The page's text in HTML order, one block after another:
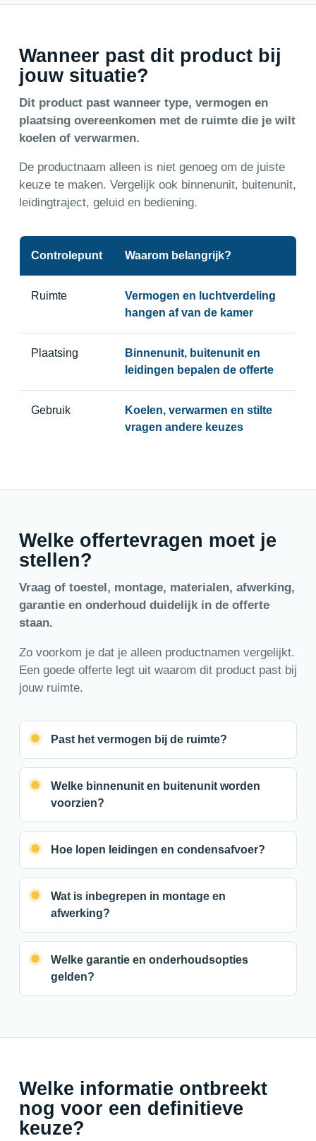
Wanneer past dit product bij
jouw situatie?
Dit product past wanneer type, vermogen en
plaatsing overeenkomen met de ruimte die je wilt
koelen of verwarmen.
De productnaam alleen is niet genoeg om de juiste
keuze te maken. Vergelijk ook binnenunit, buitenunit,
leidingtraject, geluid en bediening.
Controlepunt Waarom belangrijk?
Ruimte
Vermogen en luchtverdeling
hangen af van de kamer
Plaatsing
Binnenunit, buitenunit en
leidingen bepalen de offerte
Gebruik
Koelen, verwarmen en stilte
vragen andere keuzes
Welke offertevragen moet je
stellen?
Vraag of toestel, montage, materialen, afwerking,
garantie en onderhoud duidelijk in de offerte
staan.
Zo voorkom je dat je alleen productnamen vergelijkt.
Een goede offerte legt uit waarom dit product past bij
jouw ruimte.
Past het vermogen bij de ruimte?
Welke binnenunit en buitenunit worden
voorzien?
Hoe lopen leidingen en condensafvoer?
Wat is inbegrepen in montage en
afwerking?
Welke garantie en onderhoudsopties
gelden?
Welke informatie ontbreekt
nog voor een definitieve
keuze?